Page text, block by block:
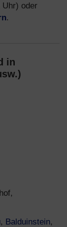
oder
.
in
, Balduinstein,